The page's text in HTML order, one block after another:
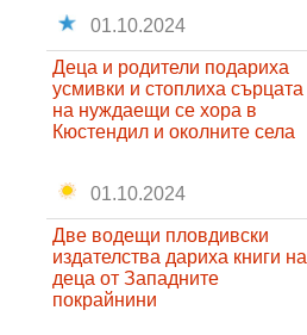
01.10.2024
Деца и родители подариха
усмивки и стоплиха сърцата
на нуждаещи се хора в
Кюстендил и околните села
01.10.2024
Две водещи пловдивски
издателства дариха книги на
деца от Западните
покрайнини